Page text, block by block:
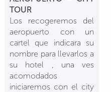
TOUR
Los recogeremos del
aeropuerto con un
cartel que indicara su
nombre para llevarlos a
su hotel , una ves
acomodados
iniciaremos con el city